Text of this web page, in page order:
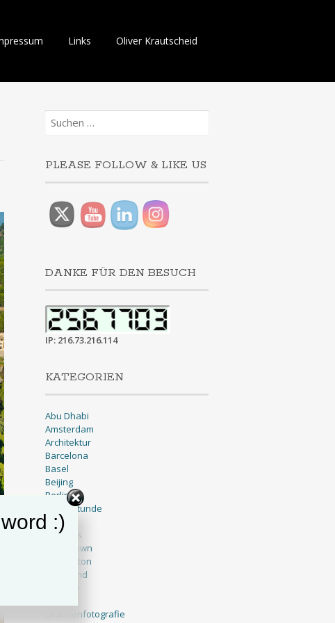
Links Oliver Krautscheid
Suchen
nach:
PLEASE FOLLOW & LIKE US
DANKE FÜR DEN BESUCH
IP: 216.73.216.114
KATEGORIEN
Abu Dhabi
Amsterdam
Architektur
Barcelona
Basel
Beijing
Berlin
Blaue Stunde
BNW
Brussels
Cape Town
Charleston
Cleveland
Cologne
Drohnenfotografie
:)